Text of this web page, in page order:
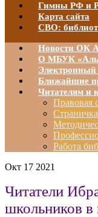
Гимны РФ и
Карта сайта
СВО:
Новости ОК
О МБУК
Ближайшие
Читателям и
Правовая
Работа
Окт 17 2021
Читатели
школьников